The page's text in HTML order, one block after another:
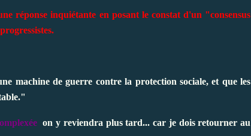
réponse inquiétante en posant le constat d'un "consensus
machine de guerre contre la protection sociale, et que les
on y reviendra plus tard... car je dois retourner au